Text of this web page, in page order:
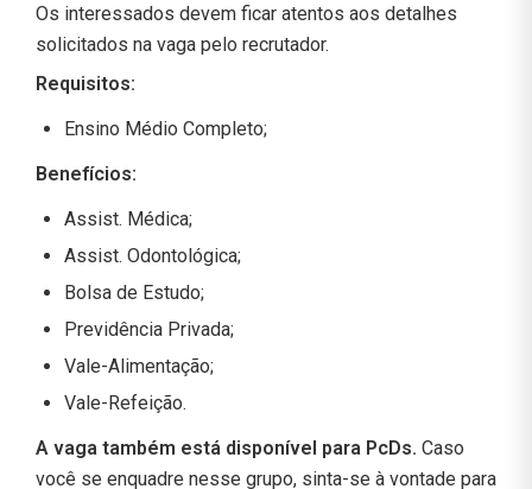
Os interessados devem ficar atentos aos detalhes
solicitados na vaga pelo recrutador.
Requisitos:
Ensino Médio Completo;
Benefícios:
Assist. Médica;
Assist. Odontológica;
Bolsa de Estudo;
Previdência Privada;
Vale-Alimentação;
Vale-Refeição.
A vaga também está disponível para PcDs. Caso
você se enquadre nesse grupo, sinta-se à vontade para